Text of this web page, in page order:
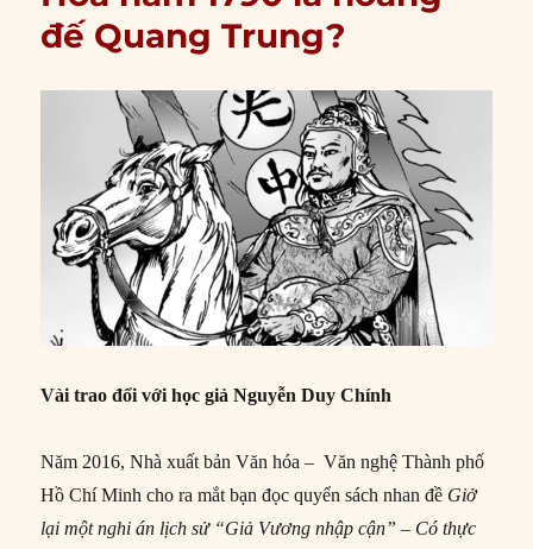
đế Quang Trung?
Vài trao đổi với học giả Nguyễn Duy Chính
Năm 2016, Nhà xuất bản Văn hóa – Văn nghệ Thành phố
Hồ Chí Minh cho ra mắt bạn đọc quyển sách nhan đề Giở
lại một nghi án lịch sử “Giả Vương nhập cận” – Có thực